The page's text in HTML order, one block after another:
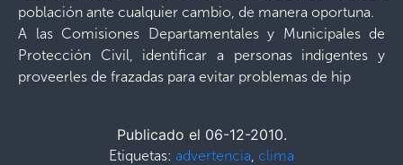
población ante cualquier cambio, de manera oportuna.
A las Comisiones Departamentales y Municipales de
Protección Civil, identificar a personas indigentes y
proveerles de frazadas para evitar problemas de hip
Publicado el 06-12-2010.
Etiquetas: advertencia, clima